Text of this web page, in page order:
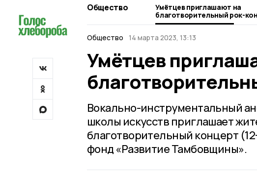
Общество
Умётцев приглашают на
благотворительный рок-
Общество 14 марта 2023, 13:13
Умётцев
Вокально-инструментальный
школы искусств приглашает
благотворительный концерт
фонд «Развитие Тамбовщины».